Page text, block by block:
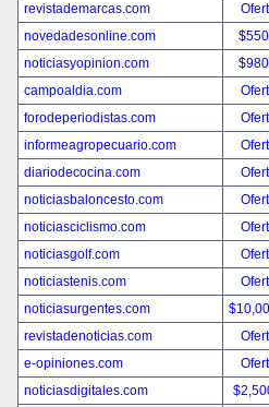
revistademarcas.com
novedadesonline.com
noticiasyopinion.com
campoaldia.com
forodeperiodistas.com
informeagropecuario.com
diariodecocina.com
noticiasbaloncesto.com
noticiasciclismo.com
noticiasgolf.com
noticiastenis.com
noticiasurgentes.com
revistadenoticias.com
e-opiniones.com
noticiasdigitales.com